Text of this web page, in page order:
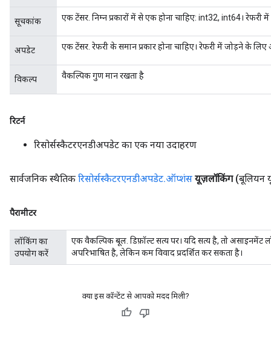
सूचकांक एक टेंसर. निम्न प्रकारों में से एक होना चाहिए: int32, int64। रेफरी
अपडेट एक टेंसर. रेफरी के समान प्रकार होना चाहिए। रेफरी में जोड़ने के लिए
विकल्प वैकल्पिक गुण मान रखता है
रिटर्न
रिसोर्सस्कैटरएनडीअपडेट का एक नया उदाहरण
सार्वजनिक स्थैतिक रिसोर्सस्कैटरएनडीअपडेट.ऑप्शंस यूज़लॉकिंग (बूलियन
पैरामीटर
लॉकिंग का
उपयोग करें
एक वैकल्पिक बूल. डिफ़ॉल्ट सत्य पर। यदि सत्य है, तो असाइनमेंट
अपरिभाषित है, लेकिन कम विवाद प्रदर्शित कर सकता है।
क्या इस कॉन्टेंट से आपको मदद मिली?